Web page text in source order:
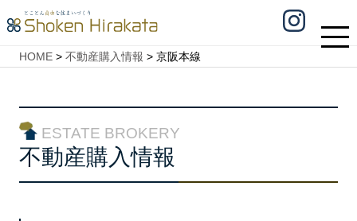
HOME> 不動産購入情報 > 京阪本線
ESTATE BROKERY
不動産購入情報